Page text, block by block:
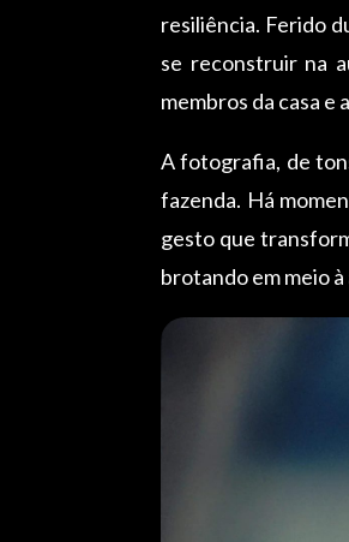
resiliência. Ferido
se reconstruir na
membros da casa e
A fotografia, de
fazenda. Há
gesto que
brotando em meio